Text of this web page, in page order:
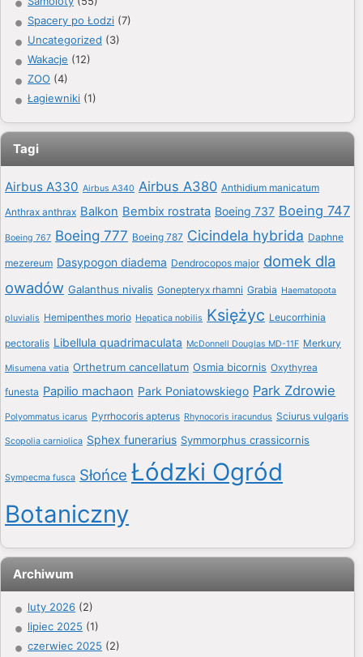
Spacery po Łodzi (7)
Uncategorized (3)
Wakacje (12)
ZOO (4)
Łagiewniki (1)
Tagi
Airbus A330 Airbus A340 Airbus A380 Anthidium manicatum
Anthrax anthrax Balkon Bembix rostrata Boeing 737 Boeing 747
Boeing 767 Boeing 777 Boeing 787 Cicindela hybrida Daphne
mezereum Dasypogon diadema Dendrocopos major domek dla
owadów Galanthus nivalis Gonepteryx rhamni Grabia Haematopota
pluvialis Hemipenthes morio Hepatica nobilis Księżyc Leucorrhinia
pectoralis Libellula quadrimaculata McDonnell Douglas MD-11F Merkury
Misumena vatia Orthetrum cancellatum Osmia bicornis Oxythyrea
funesta Papilio machaon Park Poniatowskiego Park Zdrowie
Polyommatus icarus Pyrrhocoris apterus Rhynocoris iracundus Sciurus vulgaris
Scopolia carniolica Sphex funerarius Symmorphus crassicornis
Sympecma fusca Słońce Łódzki Ogród
Botaniczny
Archiwum
luty 2026 (2)
lipiec 2025 (1)
czerwiec 2025 (2)